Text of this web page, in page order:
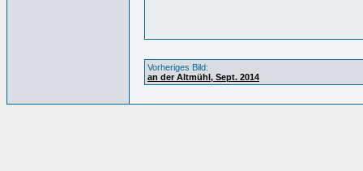
Vorheriges Bild:
an der Altmühl, Sept. 2014